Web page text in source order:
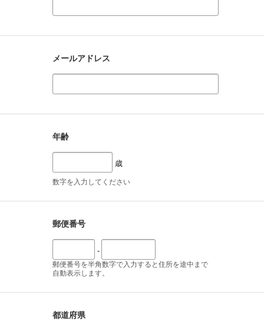
メールアドレス
年齢
歳
数字を入力してください
郵便番号
-
郵便番号を半角数字で入力すると住所を途中まで
自動表示します。
都道府県